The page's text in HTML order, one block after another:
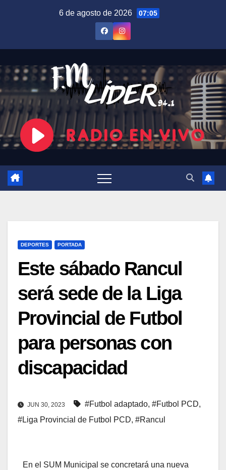
6 de agosto de 2026 07:05
DEPORTES PORTADA
Este sábado Rancul
será sede de la Liga
Provincial de Futbol
para personas con
discapacidad
JUN 30, 2023 #Futbol adaptado, #Futbol PCD,
#Liga Provincial de Futbol PCD, #Rancul
En el SUM Municipal se concretará una nueva